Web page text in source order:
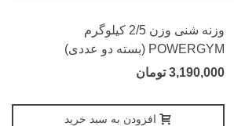
وزنه شنی وزن 2/5 کیلوگرم
POWERGYM (بسته دو عددی)
3,190,000 تومان
افزودن به سبد خرید